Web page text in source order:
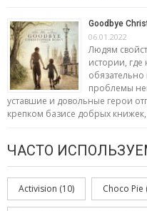
Goodbye
06.01.2022
Людям
истории,
обязательно
проблемы
уставшие и довольные герои
крепком базисе добрых
ЧАСТО
Activision (10) Choco Pie